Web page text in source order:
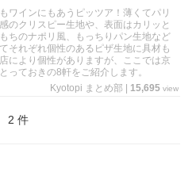
ワインにもあうピッツア！薄くてパリ
のクリスピー生地や、表面はカリッと
ちのナポリ風、もっちりパン生地など
それぞれ個性のあるピザ生地に具材も
により個性がありますが、ここでは京
っておきの8軒をご紹介します。
Kyotopi まとめ部
15,695 view
2 件